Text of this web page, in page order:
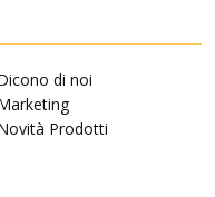
di noi
Prodotti